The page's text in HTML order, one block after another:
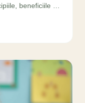
beneficiile și